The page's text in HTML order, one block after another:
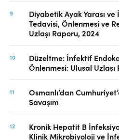
Diyabetik Ayak Yarası ve
Tedavisi, Önlenmesi ve
Uzlaşı Raporu, 2024
Düzeltme: İnfektif
Önlenmesi: Ulusal Uzlaşı
Osmanlı’dan
Savaşım
Kronik Hepatit B
Klinik Mikrobiyoloji ve